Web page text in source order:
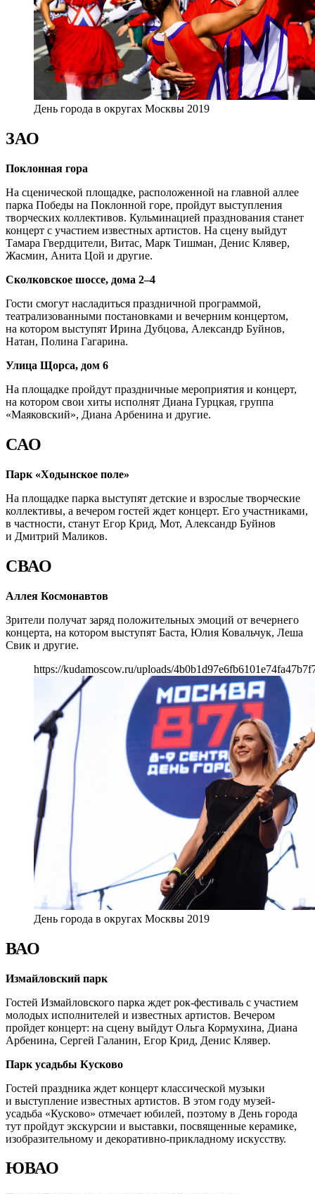
День города в округах Москвы 2019
ЗАО
Поклонная гора
На сценической площадке, расположенной на главной аллее
парка Победы на Поклонной горе, пройдут выступления
творческих коллективов. Кульминацией празднования станет
концерт с участием известных артистов. На сцену выйдут
Тамара Гвердцители, Витас, Марк Тишман, Денис Клявер,
Жасмин, Анита Цой и другие.
Сколковское шоссе, дома 2–4
Гости смогут насладиться праздничной программой,
театрализованными постановками и вечерним концертом,
на котором выступят Ирина Дубцова, Александр Буйнов,
Натан, Полина Гагарина.
Улица Щорса, дом 6
На площадке пройдут праздничные мероприятия и концерт,
на котором свои хиты исполнят Диана Гурцкая, группа
«Маяковский», Диана Арбенина и другие.
САО
Парк «Ходынское поле»
На площадке парка выступят детские и взрослые творческие
коллективы, а вечером гостей ждет концерт. Его участниками,
в частности, станут Егор Крид, Мот, Александр Буйнов
и Дмитрий Маликов.
СВАО
Аллея Космонавтов
Зрители получат заряд положительных эмоций от вечернего
концерта, на котором выступят Баста, Юлия Ковальчук, Леша
Свик и другие.
https://kudamoscow.ru/uploads/
День города в округах Москвы 2019
ВАО
Измайловский парк
Гостей Измайловского парка ждет рок-фестиваль с участием
молодых исполнителей и известных артистов. Вечером
пройдет концерт: на сцену выйдут Ольга Кормухина, Диана
Арбенина, Сергей Галанин, Егор Крид, Денис Клявер.
Парк усадьбы Кусково
Гостей праздника ждет концерт классической музыки
и выступление известных артистов. В этом году музей-
усадьба «Кусково» отмечает юбилей, поэтому в День города
тут пройдут экскурсии и выставки, посвященные керамике,
изобразительному и декоративно-прикладному искусству.
ЮВАО